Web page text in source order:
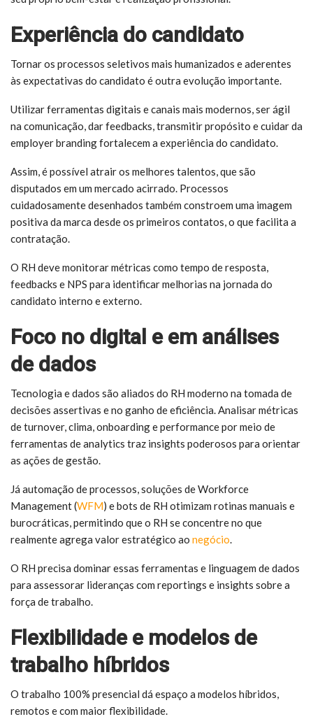
Experiência do candidato
Tornar os processos seletivos mais humanizados e aderentes
às expectativas do candidato é outra evolução importante.
Utilizar ferramentas digitais e canais mais modernos, ser ágil
na comunicação, dar feedbacks, transmitir propósito e cuidar da
employer branding fortalecem a experiência do candidato.
Assim, é possível atrair os melhores talentos, que são
disputados em um mercado acirrado. Processos
cuidadosamente desenhados também constroem uma imagem
positiva da marca desde os primeiros contatos, o que facilita a
contratação.
O RH deve monitorar métricas como tempo de resposta,
feedbacks e NPS para identificar melhorias na jornada do
candidato interno e externo.
Foco no digital e em análises
de dados
Tecnologia e dados são aliados do RH moderno na tomada de
decisões assertivas e no ganho de eficiência. Analisar métricas
de turnover, clima, onboarding e performance por meio de
ferramentas de analytics traz insights poderosos para orientar
as ações de gestão.
Já automação de processos, soluções de Workforce
Management (WFM) e bots de RH otimizam rotinas manuais e
burocráticas, permitindo que o RH se concentre no que
realmente agrega valor estratégico ao negócio.
O RH precisa dominar essas ferramentas e linguagem de dados
para assessorar lideranças com reportings e insights sobre a
força de trabalho.
Flexibilidade e modelos de
trabalho híbridos
O trabalho 100% presencial dá espaço a modelos híbridos,
remotos e com maior flexibilidade.